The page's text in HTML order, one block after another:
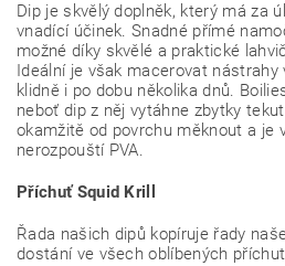
Dip je skvělý doplněk, který má za
vnadící účinek. Snadné přímé
možné díky skvělé a praktické
Ideální je však macerovat nástrahy
klidně i po dobu několika dnů.
neboť dip z něj vytáhne zbytky
okamžitě od povrchu měknout a je
nerozpouští PVA.
Příchuť Squid Krill
Řada našich dipů kopíruje řady
dostání ve všech oblíbených